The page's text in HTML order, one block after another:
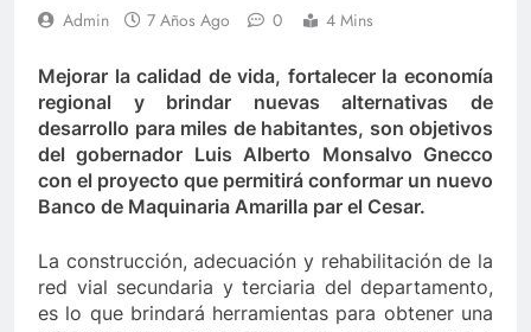
4 Días Ago
1 Año Ago
nuevos cupos de crédito La Patillalera, una
2 Años Ago
ampliar beneficios de las becas Fedescesar
para el combate de incendios en Colombia
Berosca y Jesús Vides Con éxito se
3 Años Ago
Admin 7 Años Ago 0 4 Mins
Mejorar la calidad de vida, fortalecer la economía
regional y brindar nuevas alternativas de
desarrollo para miles de habitantes, son objetivos
del gobernador Luis Alberto Monsalvo Gnecco
con el proyecto que permitirá conformar un nuevo
Banco de Maquinaria Amarilla par el Cesar.
La construcción, adecuación y rehabilitación de la
red vial secundaria y terciaria del departamento,
es lo que brindará herramientas para obtener una